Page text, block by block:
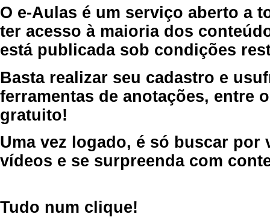
O e-Aulas é um serviço aberto a
ter acesso à maioria dos
está publicada sob condições
Basta realizar seu cadastro e
ferramentas de anotações, entre
gratuito!
Uma vez logado, é só buscar por
vídeos e se surpreenda com
Tudo num clique!